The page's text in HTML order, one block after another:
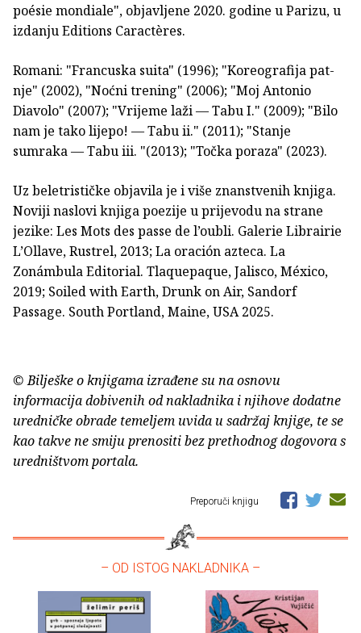
poésie mondiale", objavljene 2020. godine u Parizu, u
izdanju Editions Caractères.
Romani: "Francuska suita" (1996); "Koreografija pat­
nje" (2002), "Noćni trening" (2006); "Moj Antonio
Diavolo" (2007); "Vrijeme laži — Tabu I." (2009); "Bilo
nam je tako lijepo! — Tabu ii." (2011); "Stanje
sumraka — Tabu iii. "(2013); "Točka poraza" (2023).
Uz beletrističke objavila je i više znanstvenih knjiga.
Noviji naslovi knjiga poezije u prijevodu na strane
jezike: Les Mots des passe de l’oubli. Galerie Librairie
L’Ollave, Rustrel, 2013; La oración azteca. La
Zonámbula Editorial. Tlaquepaque, Jalisco, México,
2019; Soiled with Earth, Drunk on Air, Sandorf
Passage. South Portland, Maine, USA 2025.
© Bilješke o knjigama izrađene su na osnovu
informacija dobivenih od nakladnika i njihove dodatne
uredničke obrade temeljem uvida u sadržaj knjige, te se
kao takve ne smiju prenositi bez prethodnog dogovora s
uredništvom portala.
Preporuči knjigu
– OD ISTOG NAKLADNIKA –